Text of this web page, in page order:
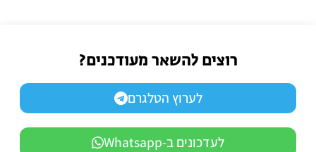
רוצים להשאר מעודכנים?
לערוץ הטלגרם
לעדכונים ב-Whatsapp